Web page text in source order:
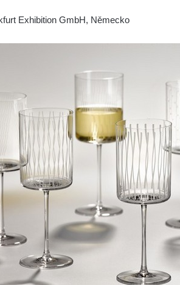
Exhibition GmbH, Německo